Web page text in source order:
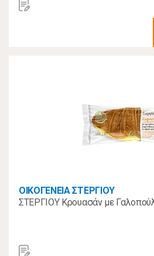
ΟΙΚΟΓΕΝΕΙΑ ΣΤΕΡΓΙΟΥ
ΣΤΕΡΓΙΟΥ Κρουασάν με